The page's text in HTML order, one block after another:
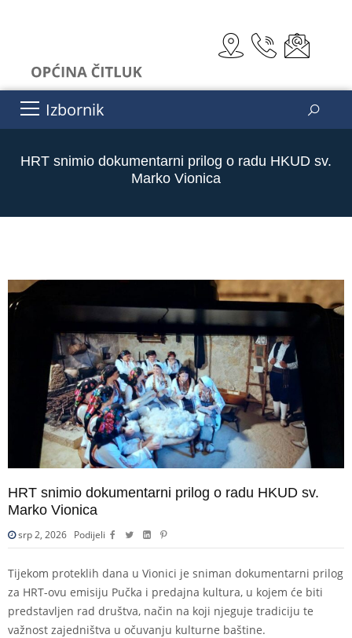
Izbornik
HRT snimio dokumentarni prilog o radu HKUD sv.
Marko Vionica
HRT snimio dokumentarni prilog o radu HKUD sv.
Marko Vionica
srp 2, 2026 Podijeli
Tijekom proteklih dana u Vionici je sniman dokumentarni prilog
za HRT-ovu emisiju Pučka i predajna kultura, u kojem će biti
predstavljen rad društva, način na koji njeguje tradiciju te
važnost zajedništva u očuvanju kulturne baštine.